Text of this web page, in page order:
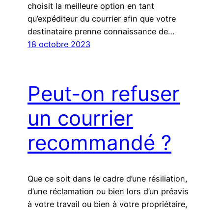
choisit la meilleure option en tant
qu’expéditeur du courrier afin que votre
destinataire prenne connaissance de…
18 octobre 2023
Peut-on refuser
un courrier
recommandé ?
Que ce soit dans le cadre d’une résiliation,
d’une réclamation ou bien lors d’un préavis
à votre travail ou bien à votre propriétaire,